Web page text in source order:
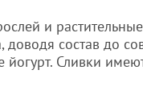
и
доводя состав до
йогурт. Сливки